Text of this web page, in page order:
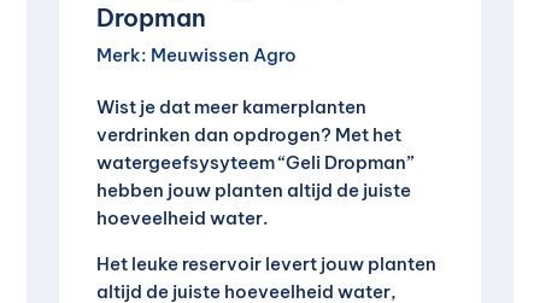
Dropman
Merk: Meuwissen Agro
Wist je dat meer kamerplanten
verdrinken dan opdrogen? Met het
watergeefsysyteem “Geli Dropman”
hebben jouw planten altijd de juiste
hoeveelheid water.
Het leuke reservoir levert jouw planten
altijd de juiste hoeveelheid water,